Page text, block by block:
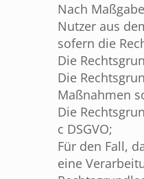
Nach
Nutzer aus
sofern die
Die
Die
Maßnahmen
Die
c DSGVO;
Für den Fall,
eine